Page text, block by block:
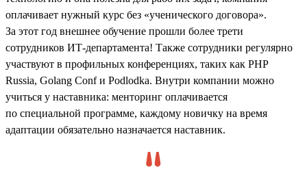
оплачивает нужный курс без «ученического договора».
За этот год внешнее обучение прошли более трети
сотрудников ИТ-департамента! Также сотрудники регулярно
участвуют в профильных конференциях, таких как PHP
Russia, Golang Conf и Podlodka. Внутри компании можно
учиться у наставника: менторинг оплачивается
по специальной программе, каждому новичку на время
адаптации обязательно назначается наставник.